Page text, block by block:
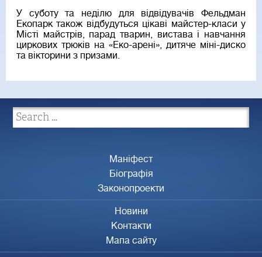
У суботу та неділю для відвідувачів Фельдман
Екопарк також відбудуться цікаві майстер-класи у
Місті майстрів, парад тварин, вистава і навчання
циркових трюків на «Еко-арені», дитяче міні-диско
та вікторини з призами.
Маніфест
Біографія
Законопроекти
Новини
Контакти
Мапа сайту